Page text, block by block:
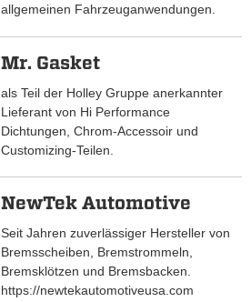
allgemeinen Fahrzeuganwendungen.
Mr. Gasket
als Teil der Holley Gruppe anerkannter
Lieferant von Hi Performance
Dichtungen, Chrom-Accessoir und
Customizing-Teilen.
NewTek Automotive
Seit Jahren zuverlässiger Hersteller von
Bremsscheiben, Bremstrommeln,
Bremsklötzen und Bremsbacken.
https://newtekautomotiveusa.com